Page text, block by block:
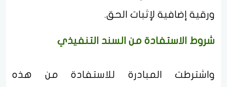
ورقية إضافية لإثبات الحق.
شروط الاستفادة من السند التنفيذي
واشترطت المبادرة للاستفادة من هذه